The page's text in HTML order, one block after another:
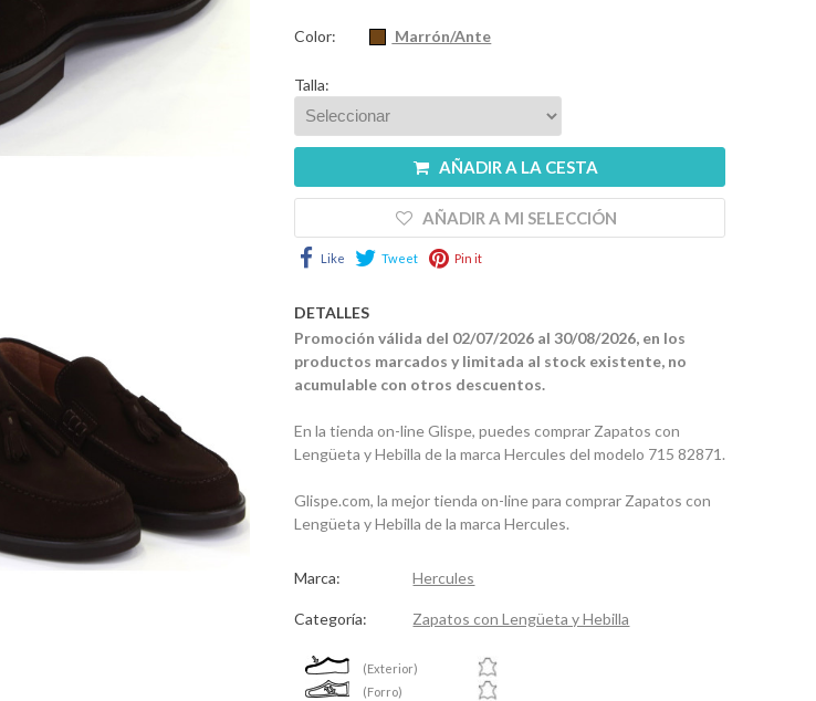
Color: Marrón/Ante
Talla:
AÑADIR A LA CESTA
AÑADIR A MI SELECCIÓN
Like Tweet Pin it
DETALLES
Promoción válida del 02/07/2026 al 30/08/2026, en los
productos marcados y limitada al stock existente, no
acumulable con otros descuentos.
En la tienda on-line Glispe, puedes comprar Zapatos con
Lengüeta y Hebilla de la marca Hercules del modelo 715 82871.
Glispe.com, la mejor tienda on-line para comprar Zapatos con
Lengüeta y Hebilla de la marca Hercules.
Marca: Hercules
Categoría: Zapatos con Lengüeta y Hebilla
(Exterior)
(Forro)